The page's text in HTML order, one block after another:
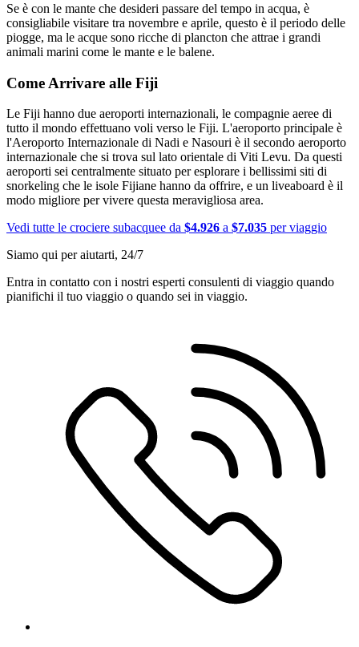
Se è con le mante che desideri passare del tempo in acqua, è
consigliabile visitare tra novembre e aprile, questo è il periodo delle
piogge, ma le acque sono ricche di plancton che attrae i grandi
animali marini come le mante e le balene.
Come Arrivare alle Fiji
Le Fiji hanno due aeroporti internazionali, le compagnie aeree di
tutto il mondo effettuano voli verso le Fiji. L'aeroporto principale è
l'Aeroporto Internazionale di Nadi e Nasouri è il secondo aeroporto
internazionale che si trova sul lato orientale di Viti Levu. Da questi
aeroporti sei centralmente situato per esplorare i bellissimi siti di
snorkeling che le isole Fijiane hanno da offrire, e un liveaboard è il
modo migliore per vivere questa meravigliosa area.
Vedi tutte le crociere subacquee da $4.926 a $7.035 per viaggio
Siamo qui per aiutarti, 24/7
Entra in contatto con i nostri esperti consulenti di viaggio quando
pianifichi il tuo viaggio o quando sei in viaggio.